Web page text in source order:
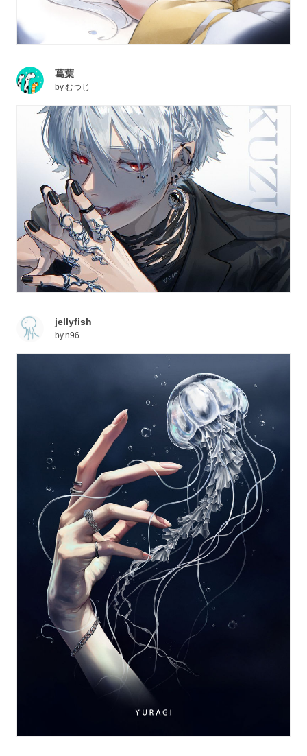
葛葉
byむつじ
jellyfish
byn96